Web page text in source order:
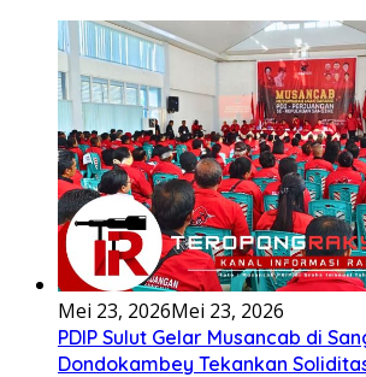
Mei 23, 2026Mei 23, 2026
PDIP Sulut Gelar Musancab di
Dondokambey Tekankan